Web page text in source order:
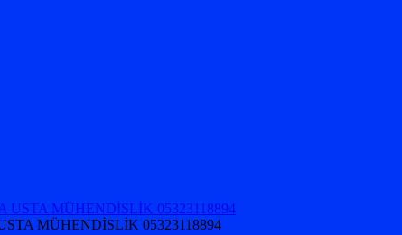
MÜHENDİSLİK 05323118894